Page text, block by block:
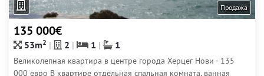
Продажа
135 000€
53m2 2 1 1
Великолепная квартира в центре города Херцег Нови - 135
000 евро В квартире отдельная спальная комната, ванная